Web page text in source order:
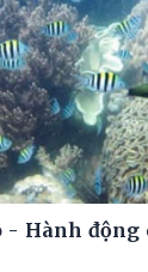
- Hành